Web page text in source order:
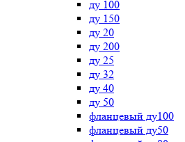
ду 100
ду 150
ду 20
ду 200
ду 25
ду 32
ду 40
ду 50
фланцевый ду100
фланцевый ду50